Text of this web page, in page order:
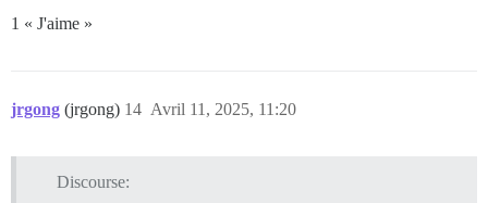
1 « J'aime »
jrgong (jrgong) Avril 11, 2025, 11:20
14
Discourse: